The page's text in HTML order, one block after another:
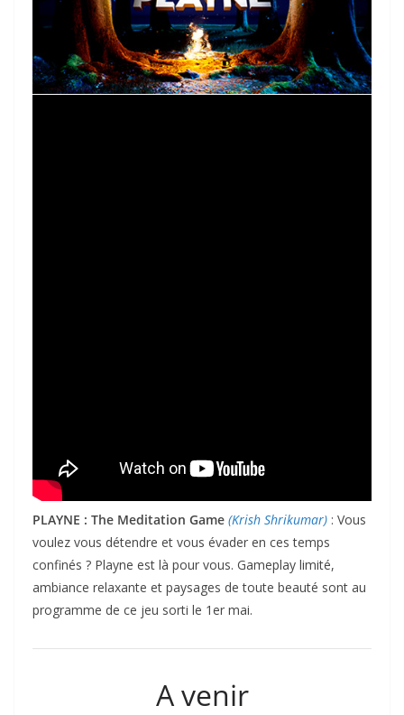
PLAYNE : The Meditation Game (Krish Shrikumar) : Vous
voulez vous détendre et vous évader en ces temps
confinés ? Playne est là pour vous. Gameplay limité,
ambiance relaxante et paysages de toute beauté sont au
programme de ce jeu sorti le 1er mai.
A venir